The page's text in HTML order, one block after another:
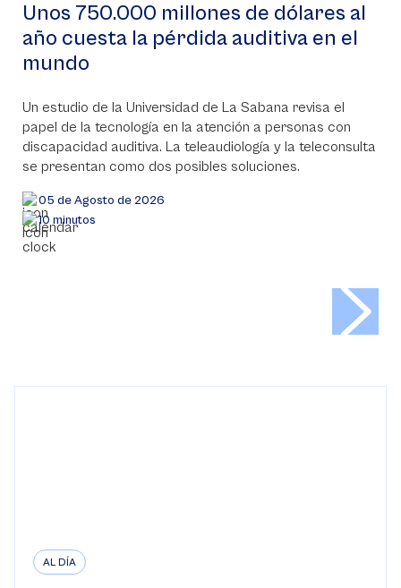
Unos 750.000 millones de dólares al
año cuesta la pérdida auditiva en el
mundo
Un estudio de la Universidad de La Sabana revisa el
papel de la tecnología en la atención a personas con
discapacidad auditiva. La teleaudiología y la teleconsulta
se presentan como dos posibles soluciones.
05 de Agosto de 2026
10 minutos
AL DÍA